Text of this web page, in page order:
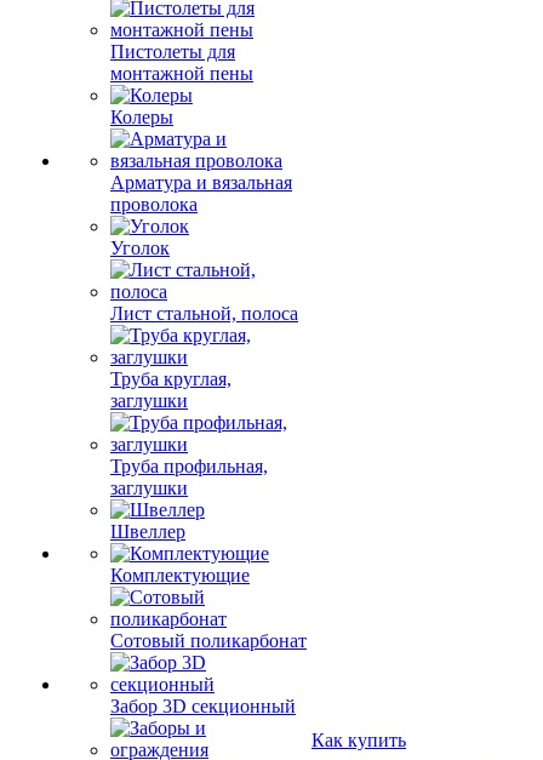
Пистолеты для
монтажной пены
Колеры
Арматура и вязальная
проволока
Уголок
Лист стальной, полоса
Труба круглая,
заглушки
Труба профильная,
заглушки
Швеллер
Комплектующие
Сотовый поликарбонат
Забор 3D секционный
Как купить